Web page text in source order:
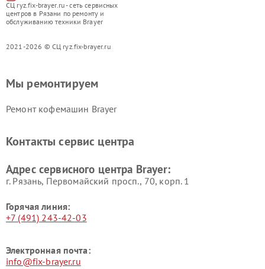
СЦ ryz.fix-brayer.ru - сеть сервисных
центров в Рязани по ремонту и
обслуживанию техники Brayer
2021-2026 © СЦ ryz.fix-brayer.ru
Мы ремонтируем
Ремонт кофемашин Brayer
Контакты сервис центра
Адрес сервисного центра Brayer:
г. Рязань, Первомайский просп., 70, корп. 1
Горячая линия:
+7 (491) 243-42-03
Электронная почта:
info@fix-brayer.ru